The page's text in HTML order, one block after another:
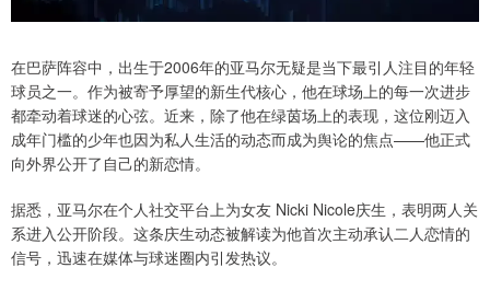
在巴萨阵容中，出生于2006年的亚马尔无疑是当下最引人注目的年轻
球员之一。作为被寄予厚望的新生代核心，他在球场上的每一次进步
都牵动着球迷的心弦。近来，除了他在绿茵场上的表现，这位刚迈入
成年门槛的少年也因为私人生活的动态而成为舆论的焦点——他正式
向外界公开了自己的新恋情。
据悉，亚马尔在个人社交平台上为女友 Nicki Nicole庆生，表明两人关
系进入公开阶段。这条庆生动态被解读为他首次主动承认二人恋情的
信号，迅速在媒体与球迷圈内引发热议。